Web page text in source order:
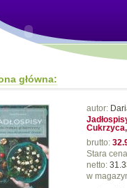
główna:
autor:
brutto:
Stara
netto:
w